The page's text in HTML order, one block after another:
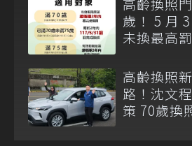
高齡換照
歲！ 5 月
未換最高
高齡換照
路！沈文
策 70歲換